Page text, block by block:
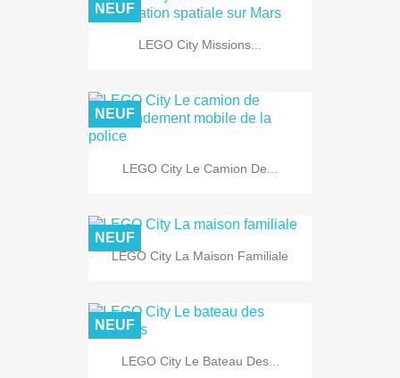
LEGO City Missions...
NEUF
LEGO City Le Camion De...
NEUF
LEGO City La Maison Familiale
NEUF
LEGO City Le Bateau Des...
NEUF